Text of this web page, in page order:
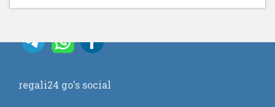
regali24 go's social